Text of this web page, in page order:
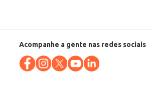
Acompanhe a gente nas redes sociais